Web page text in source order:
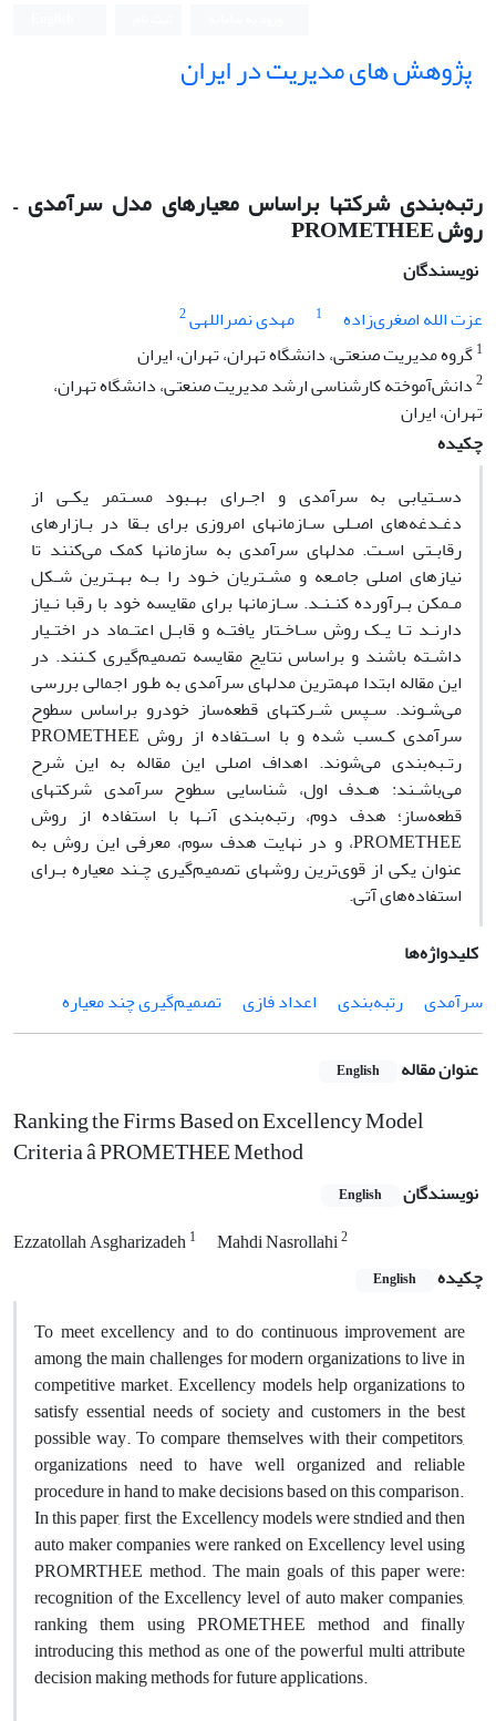
پژوهش های مدیریت در ایران
رتبه‌بندی شرکتها براساس معیار‌های مدل سرآمدی –
روش PROMETHEE
نویسندگان
عزت الله اصغری‌زاده
1 مهدی نصراللهی2
1گروه مدیریت صنعتی، دانشگاه تهران، تهران، ایران
2دانش‌آموخته کارشناسی ارشد مدیریت صنعتی، دانشگاه تهران،
تهران، ایران
چکیده
دسـتیابی به سرآمدی و اجـرای بهـبود مسـتمر یکـی از
دغـدغه‌های اصـلی سـازمانهای امروزی برای بـقا در بـازار‌های
رقابـتی اسـت. مدلهای سرآمدی به سازمانها کمک می‌کنند تا
نیاز‌های اصلی جامـعه و مشـتریان خـود را بـه بهـترین شـکل
مـمکن بـرآورده کنـنـد. سـازمانها برای مقایسه خود با رقبا نـیاز
دارنـد تـا یـک روش سـاخـتار یافتـه و قابـل اعتـماد در اختـیار
داشـته باشند و براساس نتایج مقایسه تصمیم‌گیری کـنند. در
این مقاله ابتدا مهمترین مدلهای سرآمدی به طـور اجمالی بررسی
می‌شـوند. سـپس شـرکتهای قطعه‌ساز خودرو براساس سطوح
سرآمدی کـسب شده و با اسـتفاده از روش PROMETHEE
رتـبه‌بندی می‌شوند. اهداف اصلی این مقاله به این شرح
می‌باشـند: هـدف اول، شناسایی سطوح سرآمدی شرکتهای
قطعه‌ساز؛ هدف دوم، رتبه‌بندی آنـها با استفاده از روش
PROMETHEE، و در نهایت هدف سوم، معرفی این روش به
عنوان یکی از قوی‌ترین روشهای تصمیم‌گیری چـند معیاره بـرای
استفاده‌های آتی.
کلیدواژه‌ها
سرآمدی
رتبه‌بندی اعداد فازی تصمیم‌گیری چند معیاره
عنوان مقاله English
Ranking the Firms Based on Excellency Model
Criteria â PROMETHEE Method
نویسندگان English
Ezzatollah Asgharizadeh1 Mahdi Nasrollahi2
چکیده English
To meet excellency and to do continuous improvement are
among the main challenges for modern organizations to live in
competitive market. Excellency models help organizations to
satisfy essential needs of society and customers in the best
possible way. To compare themselves with their competitors,
organizations need to have well organized and reliable
procedure in hand to make decisions based on this comparison.
In this paper, first, the Excellency models were stndied and then
auto maker companies were ranked on Excellency level using
PROMRTHEE method. The main goals of this paper were:
recognition of the Excellency level of auto maker companies,
ranking them using PROMETHEE method and finally
introducing this method as one of the powerful multi attribute
decision making methods for future applications.